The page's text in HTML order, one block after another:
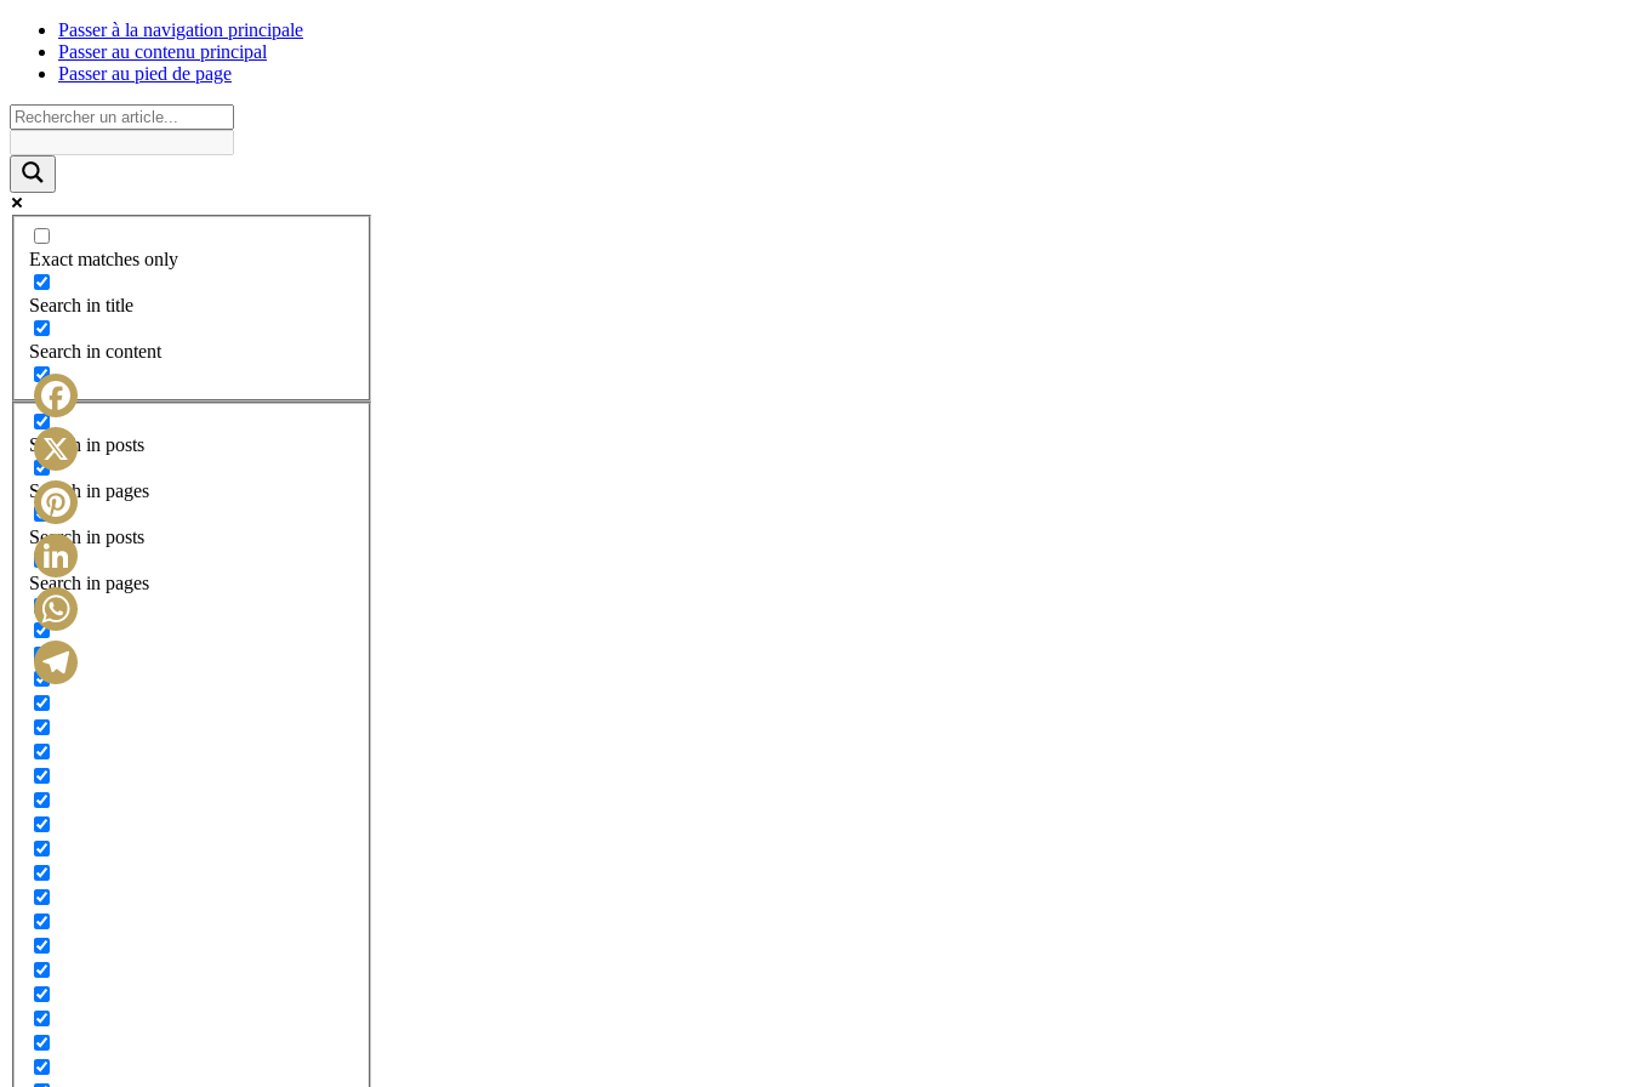
Passer à la navigation principale
Passer au contenu principal
Passer au pied de page
Exact matches only
Search in title
Search in content
Search in posts
Search in pages
Search in posts
Search in pages
Facebook
X
Pinterest
LinkedIn
WhatsApp
Telegram